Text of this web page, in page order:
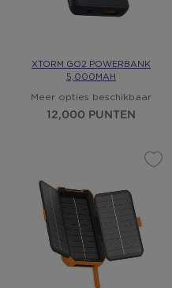
XTORM GO2 POWERBANK
5,000MAH
Meer opties beschikbaar
12,000 PUNTEN